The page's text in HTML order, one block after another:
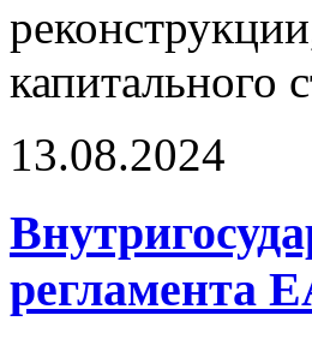
капитального
13.08.2024
регламента